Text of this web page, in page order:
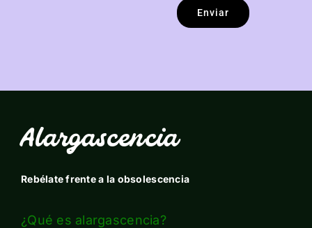
Enviar
Alargascencia
Rebélate frente a la obsolescencia
¿Qué es alargascencia?